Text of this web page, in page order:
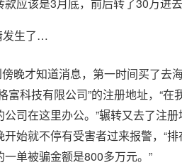
晚才知道消息，第一时间买了去
科技有限公司”的注册地址，“在
司在这里办公。”辗转又去了注册
始就不停有受害者过来报警，“排
单被骗金额是800多万元。”